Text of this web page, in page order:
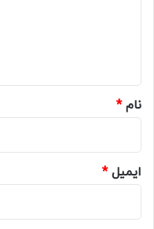
نام*
ایمیل*